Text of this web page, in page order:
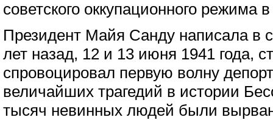
советского оккупационного
Президент Майя Санду написала в
лет назад, 12 и 13 июня 1941 года,
спровоцировал первую волну
величайших трагедий в истории
тысяч невинных людей были